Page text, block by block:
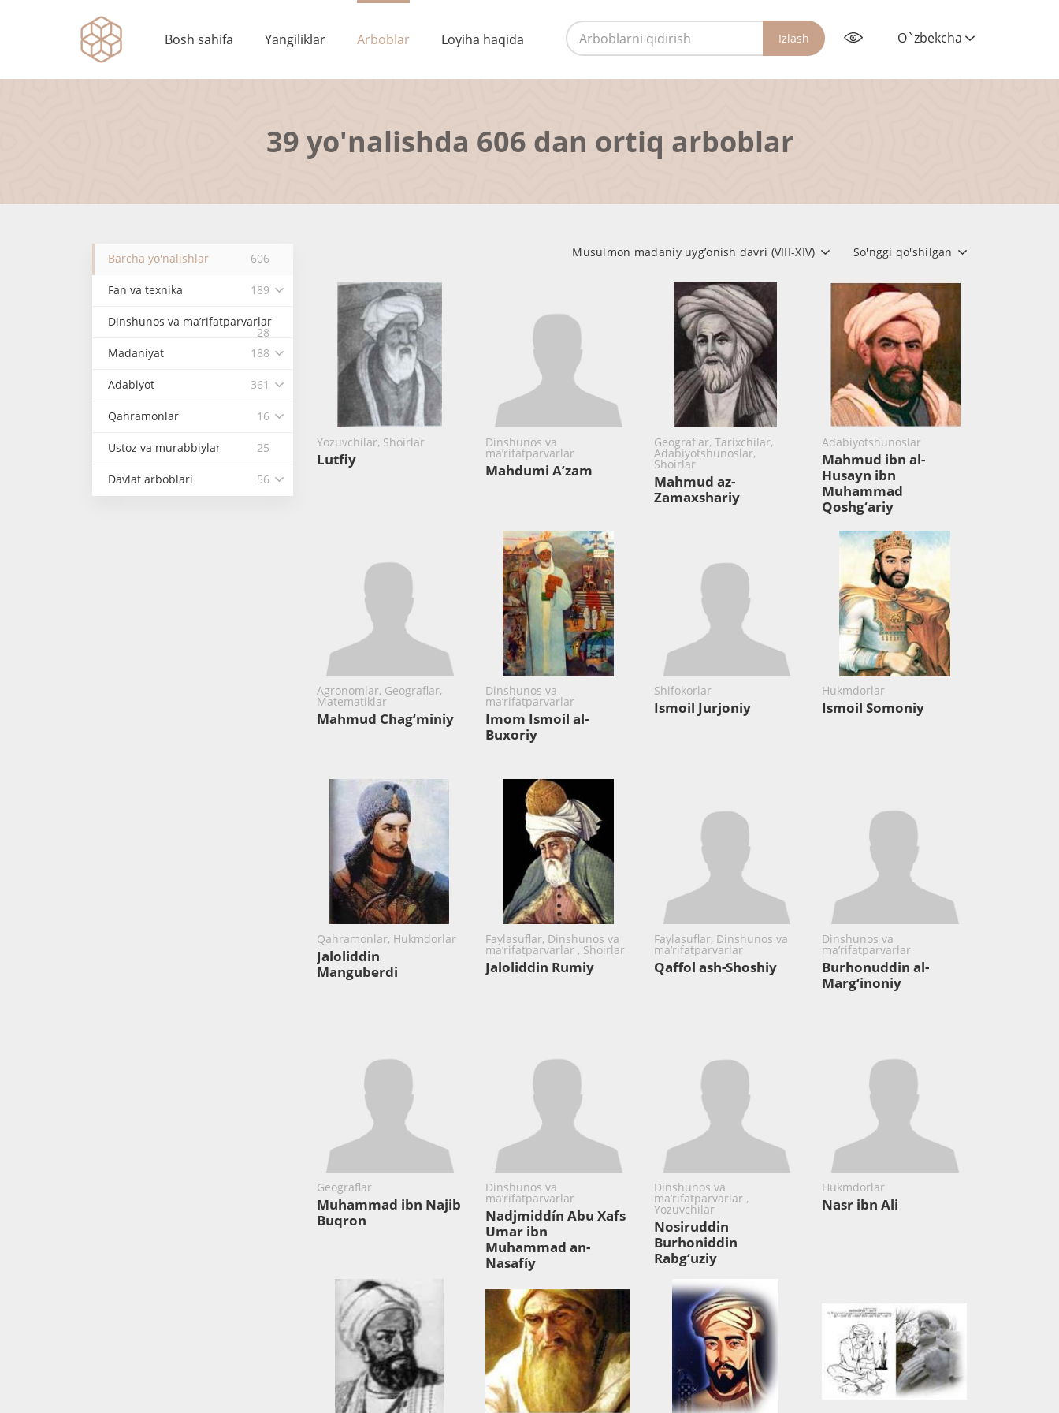
Bosh sahifa Yangiliklar Arboblar Loyiha haqida Izlash O`zbekcha
39 yo'nalishda 606 dan ortiq arboblar
Barcha yo'nalishlar 606
Fan va texnika 189
Dinshunos va ma’rifatparvarlar
28
Madaniyat
188
Adabiyot 361
Qahramonlar 16
Ustoz va murabbiylar 25
Davlat arboblari 56
So'nggi qo'shilgan
Musulmon madaniy uyg’onish davri (VIII-XIV)
Yozuvchilar, Shoirlar
Lutfiy
Dinshunos va
ma’rifatparvarlar
Mahdumi A’zam
Geograflar, Tarixchilar,
Adabiyotshunoslar,
Shoirlar
Mahmud az-
Zamaxshariy
Adabiyotshunoslar
Mahmud ibn al-
Husayn ibn
Muhammad
Qoshg‘ariy
Agronomlar, Geograflar,
Matematiklar
Mahmud Chag‘miniy
Dinshunos va
ma’rifatparvarlar
Imom Ismoil al-
Buxoriy
Shifokorlar
Ismoil Jurjoniy
Hukmdorlar
Ismoil Somoniy
Qahramonlar, Hukmdorlar
Jaloliddin
Manguberdi
Faylasuflar, Dinshunos va
ma’rifatparvarlar , Shoirlar
Jaloliddin Rumiy
Faylasuflar, Dinshunos va
ma’rifatparvarlar
Qaffol ash-Shoshiy
Dinshunos va
ma’rifatparvarlar
Burhonuddin al-
Marg‘inoniy
Geograflar
Muhammad ibn Najib
Buqron
Dinshunos va
ma’rifatparvarlar
Nadjmiddín Abu Xafs
Umar ibn
Muhammad an-
Nasafíy
Dinshunos va
ma’rifatparvarlar ,
Yozuvchilar
Nosiruddin
Burhoniddin
Rabg‘uziy
Hukmdorlar
Nasr ibn Ali